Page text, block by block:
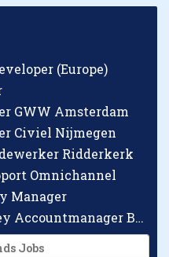
(Europe)
GWW Amsterdam
Civiel Nijmegen
Ridderkerk
Omnichannel
Manager
Checkpoint Systems Key Accountmanager Benelux
Jobs